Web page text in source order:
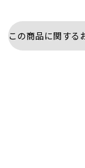
この商品に関する